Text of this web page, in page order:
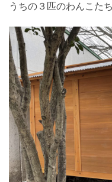
うちの３匹のわんこた